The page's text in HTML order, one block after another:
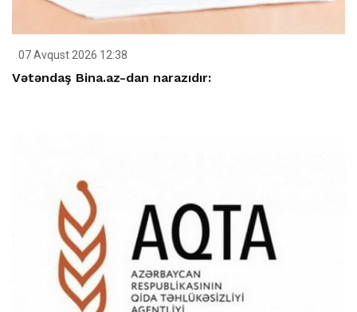
07 Avqust 2026 12:38
Vətəndaş Bina.az-dan narazıdır: